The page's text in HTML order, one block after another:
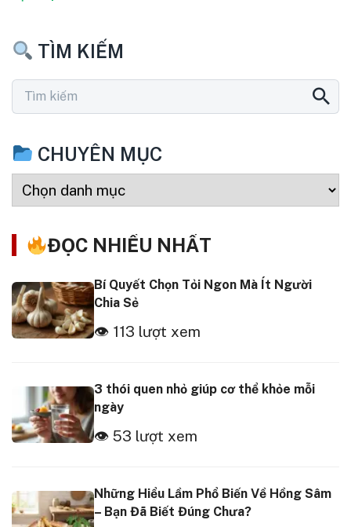
TÌM KIẾM
CHUYÊN MỤC
ĐỌC NHIỀU NHẤT
Bí Quyết Chọn Tỏi Ngon Mà Ít Người
Chia Sẻ
👁 113 lượt xem
3 thói quen nhỏ giúp cơ thể khỏe mỗi
ngày
👁 53 lượt xem
Những Hiểu Lầm Phổ Biến Về Hồng Sâm
– Bạn Đã Biết Đúng Chưa?